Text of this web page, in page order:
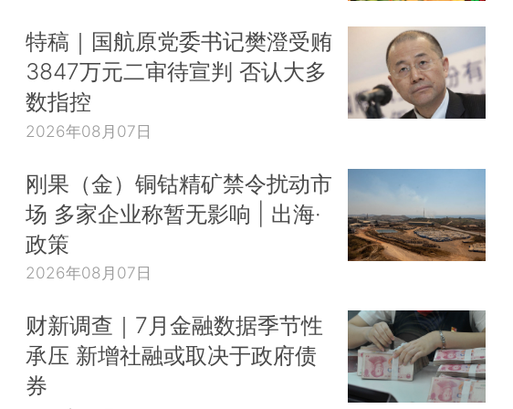
特稿｜国航原党委书记樊澄受贿
3847万元二审待宣判 否认大多
数指控
2026年08月07日
刚果（金）铜钴精矿禁令扰动市
场 多家企业称暂无影响 | 出海·
政策
2026年08月07日
财新调查｜7月金融数据季节性
承压 新增社融或取决于政府债
券